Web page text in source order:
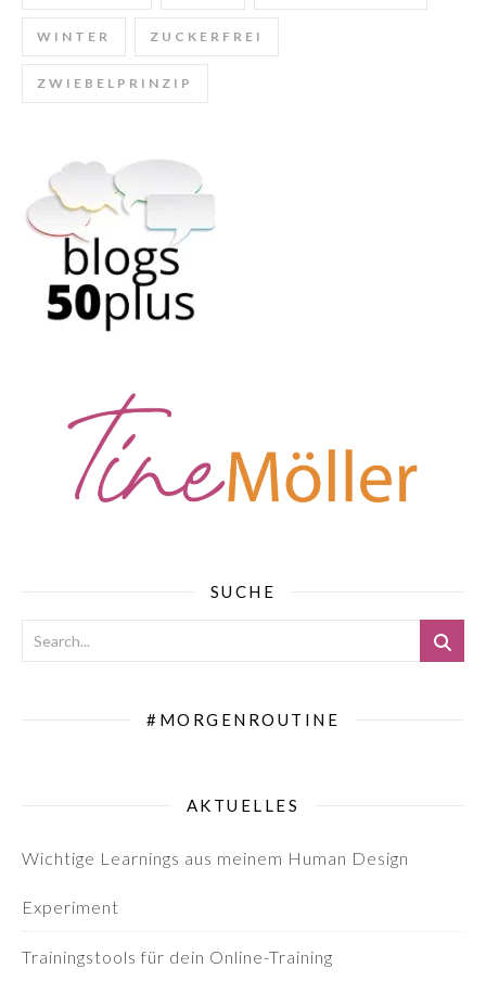
WINTER ZUCKERFREI
ZWIEBELPRINZIP
SUCHE
#MORGENROUTINE
AKTUELLES
Wichtige Learnings aus meinem Human Design
Experiment
Trainingstools für dein Online-Training